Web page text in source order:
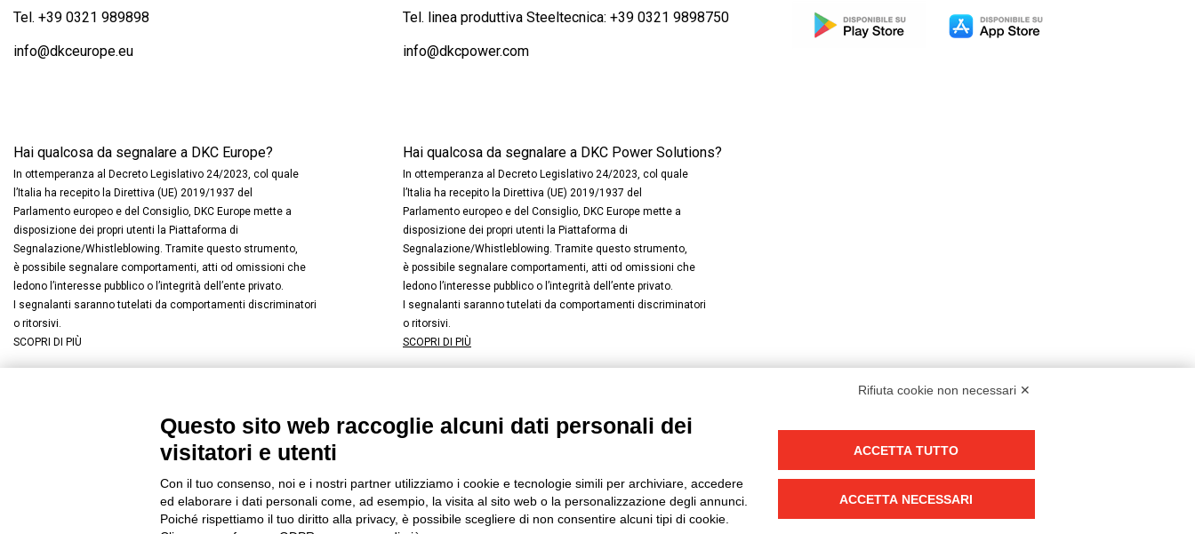
Tel. +39 0321 989898
info@dkceurope.eu
Hai qualcosa da segnalare a DKC Europe?
In ottemperanza al Decreto Legislativo 24/2023, col quale
l’Italia ha recepito la Direttiva (UE) 2019/1937 del
Parlamento europeo e del Consiglio, DKC Europe mette a
disposizione dei propri utenti la Piattaforma di
Segnalazione/Whistleblowing. Tramite questo strumento,
è possibile segnalare comportamenti, atti od omissioni che
ledono l’interesse pubblico o l’integrità dell’ente privato.
I segnalanti saranno tutelati da comportamenti discriminatori
o ritorsivi.
SCOPRI DI PIÙ
Tel. linea produttiva Steeltecnica: +39 0321 9898750
info@dkcpower.com
Hai qualcosa da segnalare a DKC Power Solutions?
In ottemperanza al Decreto Legislativo 24/2023, col quale
l’Italia ha recepito la Direttiva (UE) 2019/1937 del
Parlamento europeo e del Consiglio, DKC Europe mette a
disposizione dei propri utenti la Piattaforma di
Segnalazione/Whistleblowing. Tramite questo strumento,
è possibile segnalare comportamenti, atti od omissioni che
ledono l’interesse pubblico o l’integrità dell’ente privato.
I segnalanti saranno tutelati da comportamenti discriminatori
o ritorsivi.
SCOPRI DI PIÙ
FACEBOOK LINKEDIN / YOUTUBE INSTAGRAM
Privacy -Cookies -Modifica preferenze Cookie
Rifiuta cookie non necessari ✕
Questo sito web raccoglie alcuni dati personali dei
visitatori e utenti
Con il tuo consenso, noi e i nostri partner utilizziamo i cookie e tecnologie simili per archiviare, accedere
ed elaborare i dati personali come, ad esempio, la visita al sito web o la personalizzazione degli annunci.
Poiché rispettiamo il tuo diritto alla privacy, è possibile scegliere di non consentire alcuni tipi di cookie.
ACCETTA TUTTO
ACCETTA NECESSARI